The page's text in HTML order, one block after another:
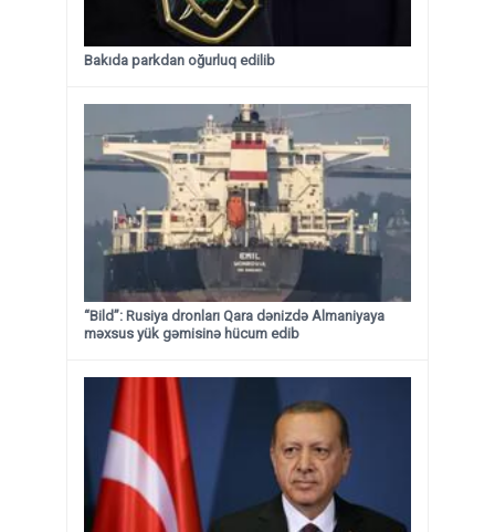
Bakıda parkdan oğurluq edilib
“Bild”: Rusiya dronları Qara dənizdə Almaniyaya
məxsus yük gəmisinə hücum edib